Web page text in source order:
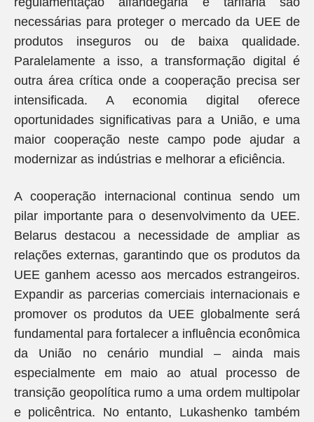
necessárias para proteger o mercado da UEE de
produtos inseguros ou de baixa qualidade.
Paralelamente a isso, a transformação digital é
outra área crítica onde a cooperação precisa ser
intensificada. A economia digital oferece
oportunidades significativas para a União, e uma
maior cooperação neste campo pode ajudar a
modernizar as indústrias e melhorar a eficiência.
A cooperação internacional continua sendo um
pilar importante para o desenvolvimento da UEE.
Belarus destacou a necessidade de ampliar as
relações externas, garantindo que os produtos da
UEE ganhem acesso aos mercados estrangeiros.
Expandir as parcerias comerciais internacionais e
promover os produtos da UEE globalmente será
fundamental para fortalecer a influência econômica
da União no cenário mundial – ainda mais
especialmente em maio ao atual processo de
transição geopolítica rumo a uma ordem multipolar
e policêntrica. No entanto, Lukashenko também